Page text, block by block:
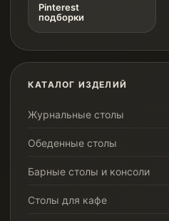
Pinterest
подборки
КАТАЛОГ ИЗДЕЛИЙ
Журнальные столы
Обеденные столы
Барные столы и консоли
Столы для кафе